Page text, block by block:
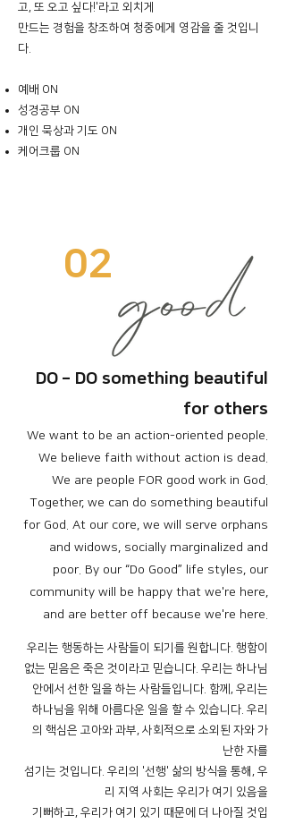
고, 또 오고 싶다!'라고 외치게
만드는 경험을 창조하여 청중에게 영감을 줄 것입니
다.
예배 ON
성경공부 ON
개인 묵상과 기도 ON
케어크룹 ON
02
DO – DO something beautiful
for others
We want to be an action-oriented people.
We believe faith without action is dead.
We are people FOR good work in God.
Together, we can do something beautiful
for God. At our core, we will serve orphans
and widows, socially marginalized and
poor. By our “Do Good” life styles, our
community will be happy that we're here,
and are better off because we're here.
우리는 행동하는 사람들이 되기를 원합니다. 행함이
없는 믿음은 죽은 것이라고 믿습니다. 우리는 하나님
안에서 선한 일을 하는 사람들입니다. 함께, 우리는
하나님을 위해 아름다운 일을 할 수 있습니다. 우리
의 핵심은 고아와 과부, 사회적으로 소외된 자와 가
난한 자를
섬기는 것입니다. 우리의 '선행' 삶의 방식을 통해, 우
리 지역 사회는 우리가 여기 있음을
기뻐하고, 우리가 여기 있기 때문에 더 나아질 것입